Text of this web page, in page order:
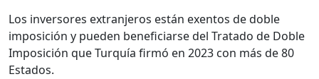
Los inversores extranjeros están exentos de doble
imposición y pueden beneficiarse del Tratado de Doble
Imposición que Turquía firmó en 2023 con más de 80
Estados.